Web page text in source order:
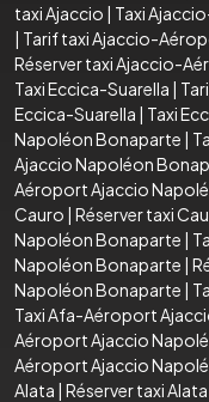
taxi Ajaccio | Taxi
| Tarif taxi Ajaccio-
Réserver taxi Ajaccio-
Taxi Eccica-Suarella |
Eccica-Suarella | Taxi
Napoléon Bonaparte |
Ajaccio Napoléon
Aéroport Ajaccio
Cauro | Réserver taxi
Napoléon Bonaparte |
Napoléon Bonaparte |
Napoléon Bonaparte |
Taxi Afa-Aéroport
Aéroport Ajaccio
Aéroport Ajaccio
Alata | Réserver taxi Alata